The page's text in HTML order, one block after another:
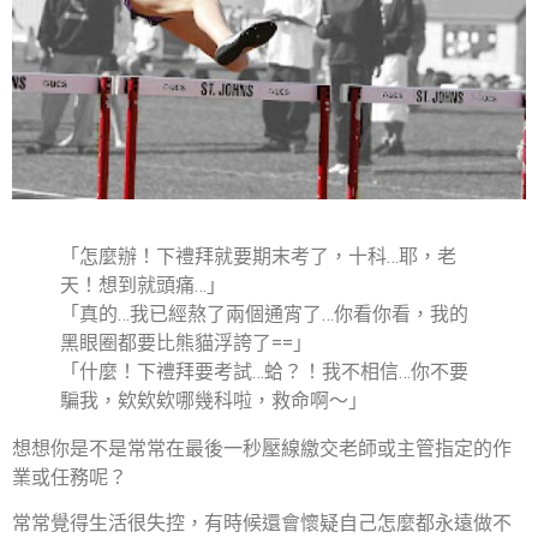
「怎麼辦！下禮拜就要期末考了，十科 耶，老
天！想到就頭痛
」
「真的 我已經熬了兩個通宵了
你看你看，我的
黑眼圈都要比熊貓浮誇了== 」
「什麼！下禮拜要考試 蛤？！我不相信 你不要
騙我，欸欸欸哪幾科啦，救命啊～」
想想你是不是常常在最後一秒壓線繳交老師或主管指定的作
業或任務呢？
常常覺得生活很失控，有時候還會懷疑自己怎麼都永遠做不